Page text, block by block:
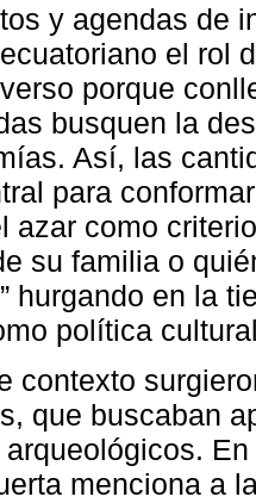
y agendas de
el rol
porque
busquen la
Así, las
para
azar como
su familia o
hurgando en la
política
contexto
que buscaban
menciona a